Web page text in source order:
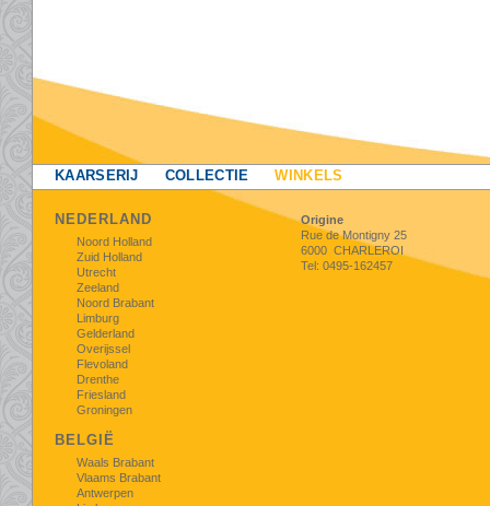
KAARSERIJ COLLECTIE WINKELS
NEDERLAND
Noord Holland
Zuid Holland
Utrecht
Zeeland
Noord Brabant
Limburg
Gelderland
Overijssel
Flevoland
Drenthe
Friesland
Groningen
BELGIË
Waals Brabant
Vlaams Brabant
Antwerpen
Origine
Rue de Montigny 25
6000 CHARLEROI
Tel: 0495-162457